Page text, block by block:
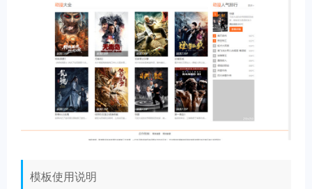
模板使用说明